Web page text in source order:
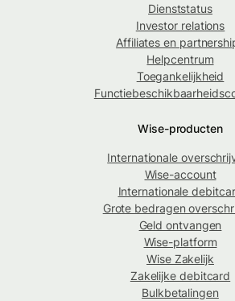
Dienststatus
Investor relations
Affiliates en
Helpcentrum
Toegankelijkheid
Wise-producten
Internationale
Wise-account
Internationale
Grote bedragen
Geld ontvangen
Wise-platform
Wise Zakelijk
Zakelijke debitcard
Bulkbetalingen